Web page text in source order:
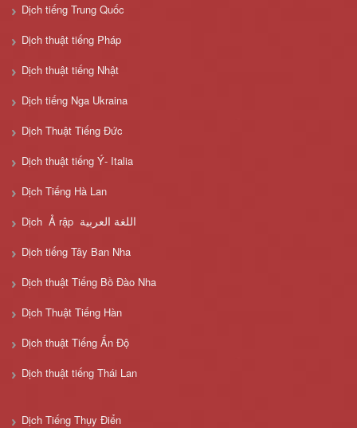
Dịch tiếng Trung Quốc
Dịch thuật tiếng Pháp
Dịch thuật tiếng Nhật
Dịch tiếng Nga Ukraina
Dịch Thuật Tiếng Đức
Dịch thuật tiếng Ý- Italia
Dịch Tiếng Hà Lan
Dịch Ả rập اللغة العربية
Dịch tiếng Tây Ban Nha
Dịch thuật Tiếng Bồ Đào Nha
Dịch Thuật Tiếng Hàn
Dịch thuật Tiếng Ấn Độ
Dịch thuật tiếng Thái Lan
Dịch Tiếng Thụy Điển